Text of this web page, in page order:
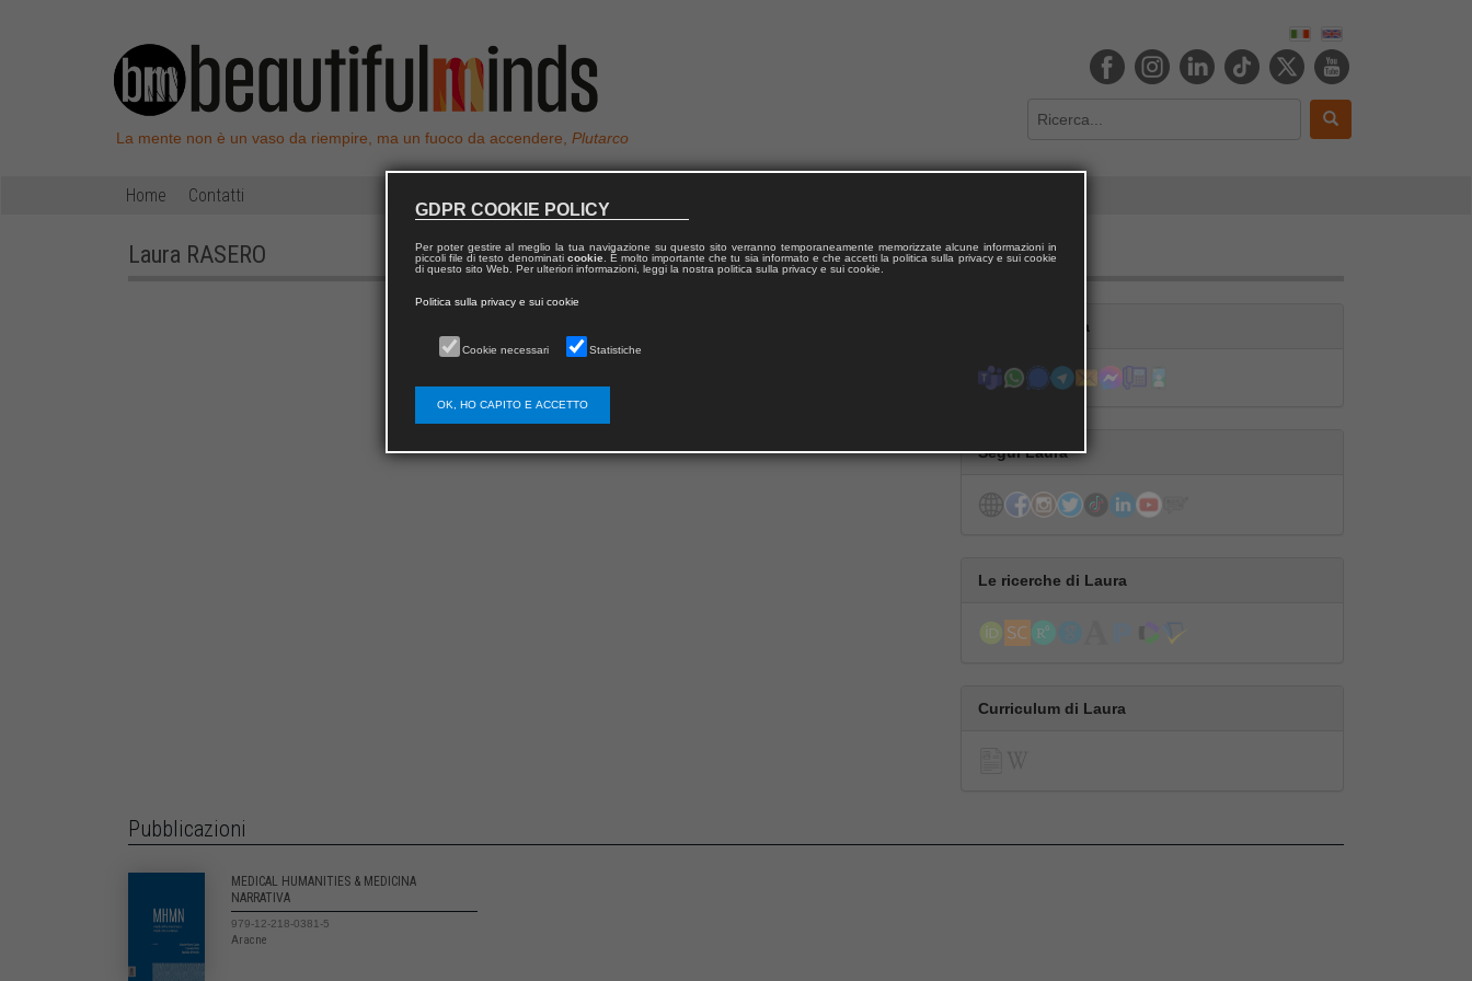
La mente non è un vaso da riempire, ma un fuoco da accendere, Plutarco
Home Contatti
Laura RASERO
Contatta Laura
Segui Laura
Le ricerche di Laura
Curriculum di Laura
Pubblicazioni
MEDICAL HUMANITIES & MEDICINA
NARRATIVA
979-12-218-0381-5
Aracne
GDPR COOKIE POLICY
Per poter gestire al meglio la tua navigazione su questo sito verranno temporaneamente memorizzate alcune informazioni in
piccoli file di testo denominati cookie. È molto importante che tu sia informato e che accetti la politica sulla privacy e sui cookie
di questo sito Web. Per ulteriori informazioni, leggi la nostra politica sulla privacy e sui cookie.
Politica sulla privacy e sui cookie
Cookie necessari Statistiche
OK, HO CAPITO E ACCETTO